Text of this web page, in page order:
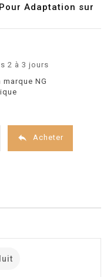
Adaptation sur
2 à 3 jours
NG
 Acheter